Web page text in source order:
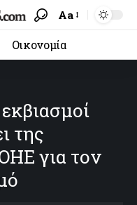
Aa
Οικονομία
της
για τον